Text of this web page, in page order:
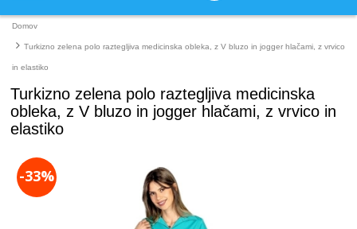
Domov
Turkizno zelena polo raztegljiva medicinska obleka, z V bluzo in jogger hlačami, z vrvico
in elastiko
Turkizno zelena polo raztegljiva medicinska
obleka, z V bluzo in jogger hlačami, z vrvico in
elastiko
-33%